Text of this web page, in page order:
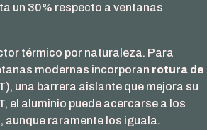
un 30% respecto a ventanas
térmico por naturaleza. Para
modernas incorporan rotura de
una barrera aislante que mejora su
el aluminio puede acercarse a los
aunque raramente los iguala.